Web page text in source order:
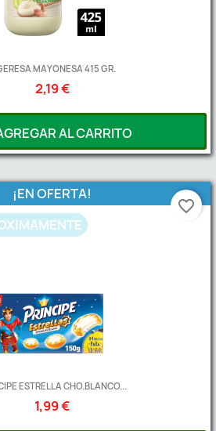
MAYONESA 415 GR.
2,19 €
AL CARRITO
ESTRELLA CHO.BLANCO...
1,99 €
¡EN OFERTA!
favorite_border